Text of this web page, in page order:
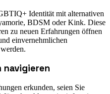
Identität mit alternativen
BDSM oder Kink. Diese
zu neuen Erfahrungen öffnen
einvernehmlichen
erkunden, seien Sie